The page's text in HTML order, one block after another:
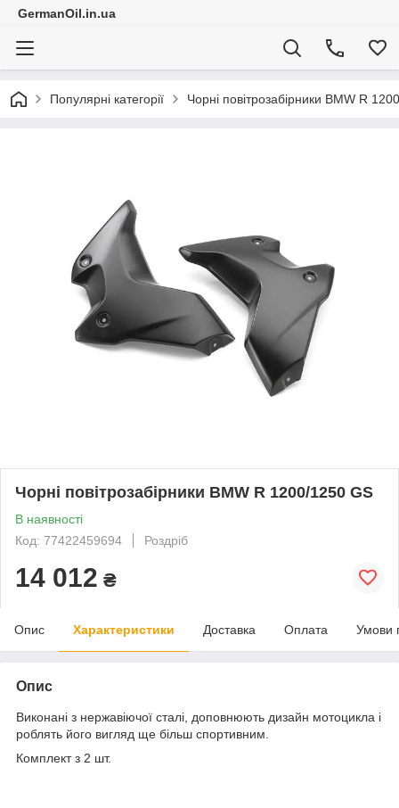
GermanOil.in.ua
Популярні категорії Чорні повітрозабірники BMW R
Чорні повітрозабірники BMW R 1200/1250 GS
В наявності
Код: 77422459694
Роздріб
14 012 ₴
Опис Характеристики Доставка Оплата Умови
Опис
Виконані з нержавіючої сталі, доповнюють дизайн мотоцикла і
роблять його вигляд ще більш спортивним.
Комплект з 2 шт.